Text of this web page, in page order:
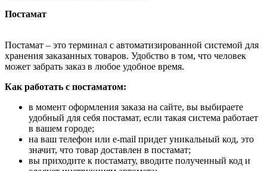
Постамат
Постамат – это терминал с автоматизированной системой для
хранения заказанных товаров. Удобство в том, что человек
может забрать заказ в любое удобное время.
Как работать с постаматом:
в момент оформления заказа на сайте, вы выбираете
удобный для себя постамат, если такая система работает
в вашем городе;
на ваш телефон или e-mail придет уникальный код, это
значит, что товар доставлен в постамат;
вы приходите к постамату, вводите полученный код и